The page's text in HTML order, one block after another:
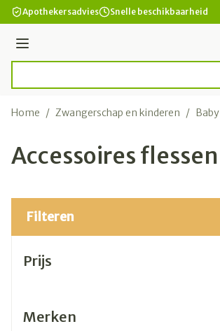
Ga naar de inhoud
Apothekersadvies Snelle beschikbaarheid
Menu
Home / Zwangerschap en kinderen / Baby
Accessoires flessen
Filteren
Prijs
Merken